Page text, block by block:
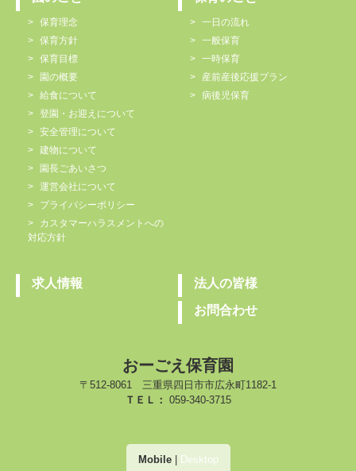
保育理念
保育方針
保育目標
園の概要
給食について
登園・お迎えについて
安全管理について
建物について
園長ごあいさつ
運営会社について
プライバシーポリシー
カスタマーハラスメントへの
対応方針
一日の流れ
一般保育
一時保育
産前産後応援プラン
病後児保育
求人情報
法人の皆様
お問合わせ
おーごえ保育園
〒512-8061 三重県四日市市広永町1182-1
ＴＥＬ： 059-340-3715
Mobile| Desktop